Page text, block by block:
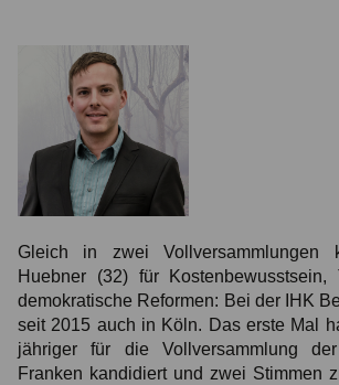
Gleich in zwei Vollversammlungen
Huebner (32) für Kostenbewusstsein,
demokratische Reformen: Bei der IHK
seit 2015 auch in Köln. Das erste Mal
jähriger für die Vollversammlung
Franken kandidiert und zwei Stimmen